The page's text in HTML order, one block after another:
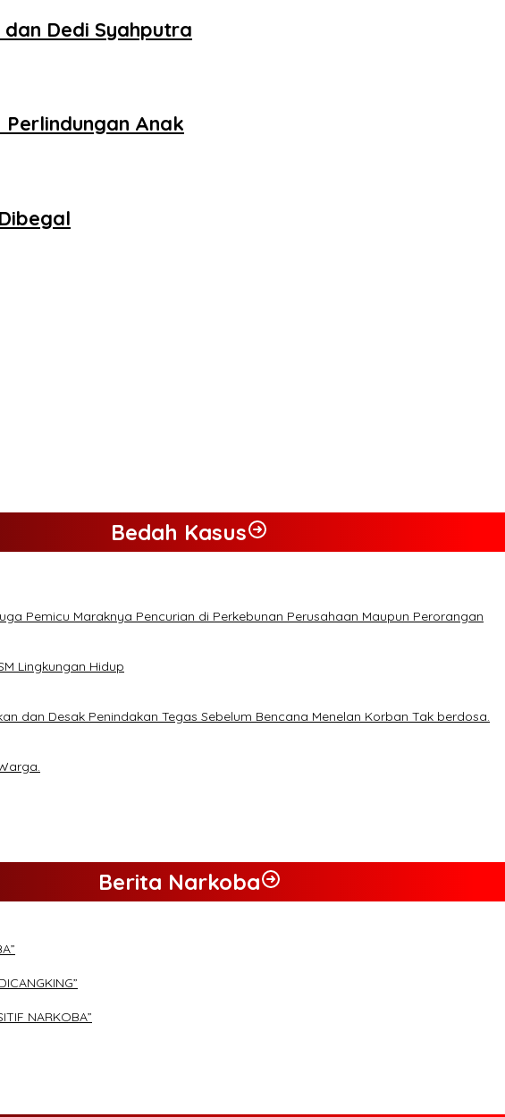
Dedi Syahputra
Perlindungan Anak
Bedah Kasus
Pemicu Maraknya Pencurian di Perkebunan Perusahaan Maupun Perorangan
Lingkungan Hidup
dan Desak Penindakan Tegas Sebelum Bencana Menelan Korban Tak berdosa.
Berita Narkoba
NARKOBA”